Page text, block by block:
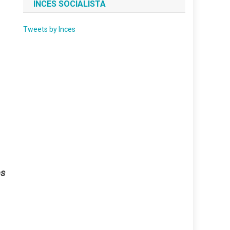
INCES SOCIALISTA
Tweets by Inces